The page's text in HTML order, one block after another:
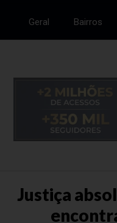
Geral Bairros
Justiça